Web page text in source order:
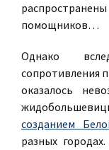
помощников…
Однако
сопротивления
оказалось
созданием
разных